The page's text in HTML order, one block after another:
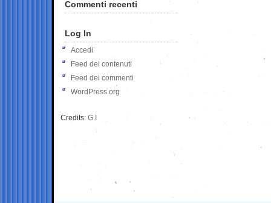
Commenti recenti
Log In
Accedi
Feed dei contenuti
Feed dei commenti
WordPress.org
Credits: G.I